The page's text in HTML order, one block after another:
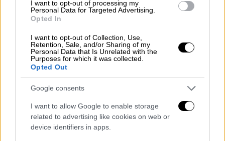
I want to opt-out of processing my
Personal Data for Targeted Advertising.
Opted In
I want to opt-out of Collection, Use,
Retention, Sale, and/or Sharing of my
Personal Data that Is Unrelated with the
Purposes for which it was collected.
Opted Out
Google consents
I want to allow Google to enable storage
related to advertising like cookies on web or
device identifiers in apps.
ανάγκες.
αναβάθμιση της ιατροφαρμακευτικής
περίθαλψηςκαι η ανακούφιση των
συνταξιούχων συναδέλφων μας από τις
αλλεπάλληλες περικοπές των κυρίων και
επικουρικών συντάξεων τους με τη
διασφάλιση των εφάπαξ και την απρόσκοπτη
και έγκαιρη καταβολή τους».